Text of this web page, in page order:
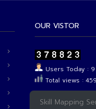
OUR VISTOR
Users Today : 9
Total views :
Skill Mapping